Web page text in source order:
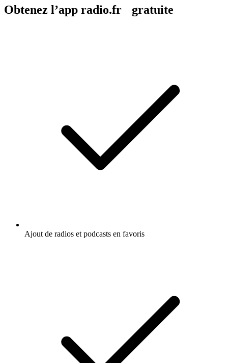
Obtenez l’app radio.fr gratuite
Ajout de radios et podcasts en favoris